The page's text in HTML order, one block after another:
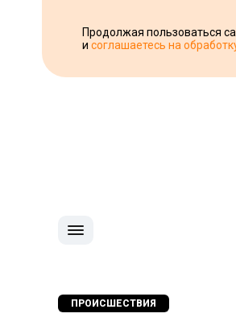
Продолжая пользоваться
и соглашаетесь на
ПРОИСШЕСТВИЯ